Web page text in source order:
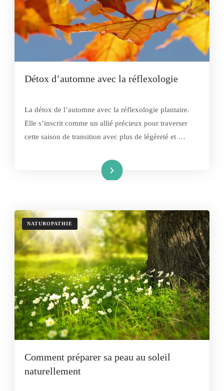
Détox d’automne avec la réflexologie
La détox de l’automne avec la réflexologie plantaire.
Elle s’inscrit comme un allié précieux pour traverser
cette saison de transition avec plus de légèreté et …
Lire la suite
NATUROPATHIE
Comment préparer sa peau au soleil
naturellement